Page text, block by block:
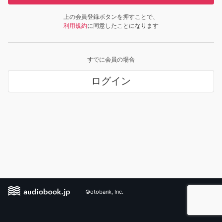
上の会員登録ボタンを押すことで、
利用規約に同意したことになります
すでに会員の場合
ログイン
©otobank, Inc.